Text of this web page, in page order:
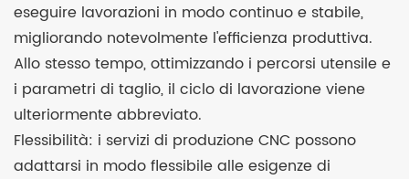
eseguire lavorazioni in modo continuo e stabile,
migliorando notevolmente l'efficienza produttiva.
Allo stesso tempo, ottimizzando i percorsi utensile e
i parametri di taglio, il ciclo di lavorazione viene
ulteriormente abbreviato.
Flessibilità: i servizi di produzione CNC possono
adattarsi in modo flessibile alle esigenze di